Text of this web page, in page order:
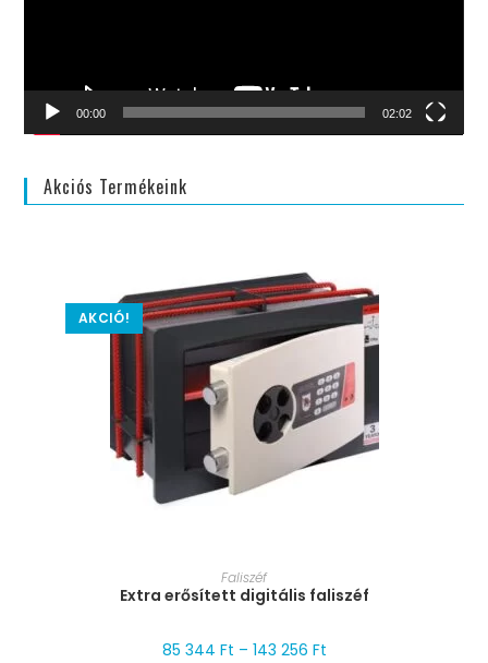
00:00 02:02
Akciós Termékeink
AKCIÓ!
MÉRET VÁLASZTÁSA
Faliszéf
Extra erősített digitális faliszéf
85 344 Ft – 143 256 Ft